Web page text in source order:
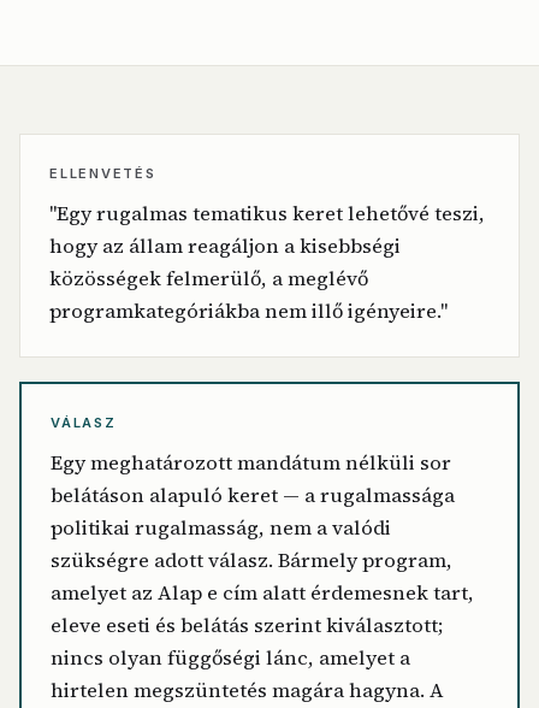
ELLENVETÉS
"Egy rugalmas tematikus keret lehetővé teszi,
hogy az állam reagáljon a kisebbségi
közösségek felmerülő, a meglévő
programkategóriákba nem illő igényeire."
VÁLASZ
Egy meghatározott mandátum nélküli sor
belátáson alapuló keret — a rugalmassága
politikai rugalmasság, nem a valódi
szükségre adott válasz. Bármely program,
amelyet az Alap e cím alatt érdemesnek tart,
eleve eseti és belátás szerint kiválasztott;
nincs olyan függőségi lánc, amelyet a
hirtelen megszüntetés magára hagyna. A